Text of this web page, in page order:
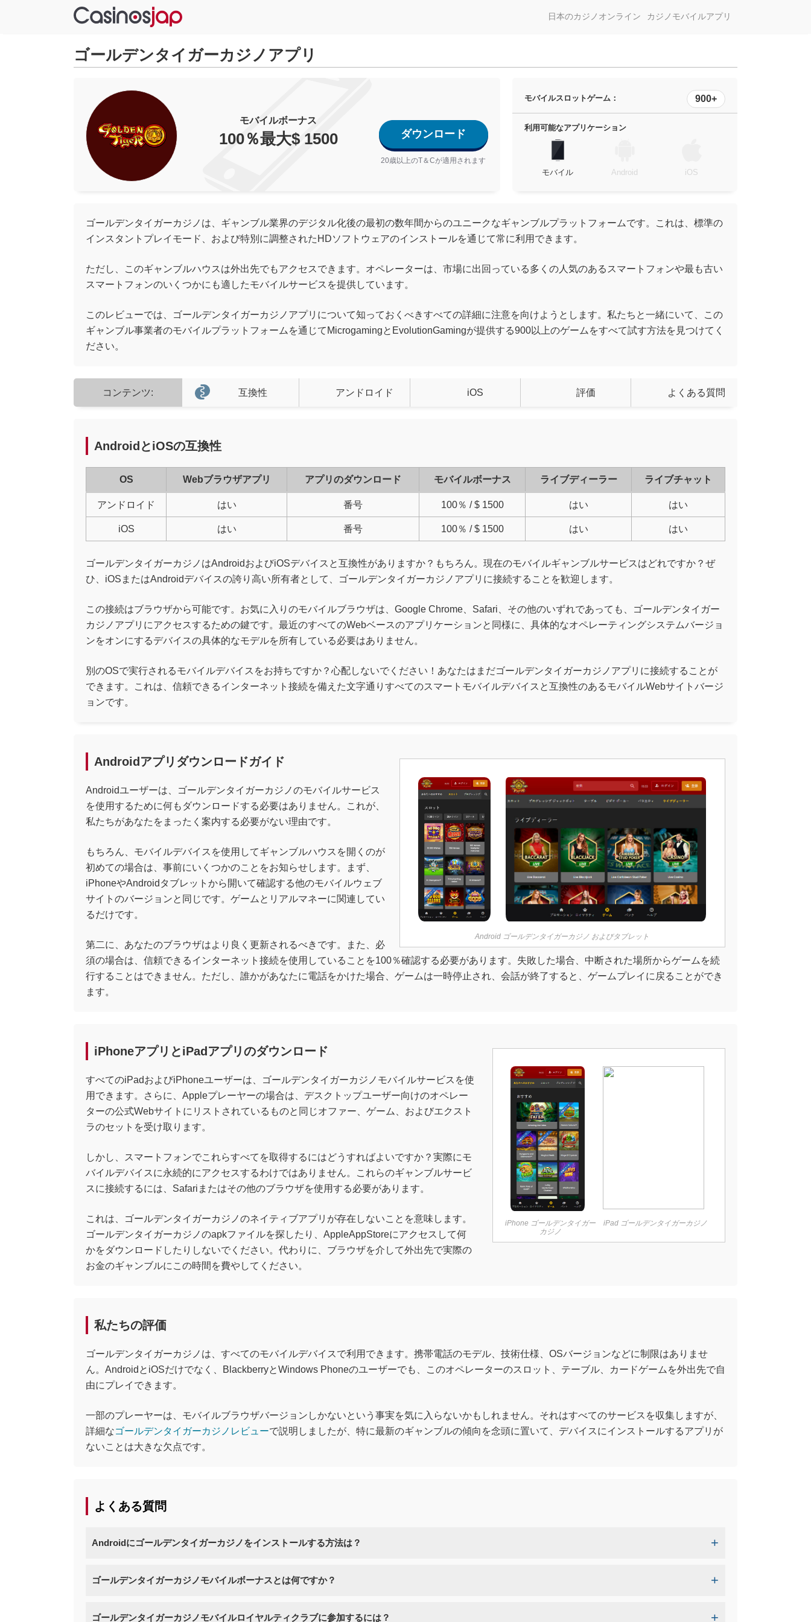
日本のカジノオンライン カジノモバイルアプリ
ゴールデンタイガーカジノアプリ
モバイルボーナス
100％最大$ 1500 ダウンロード
20歳以上のT＆Cが適用されます
モバイルスロットゲーム： 900+
利用可能なアプリケーション
モバイル Android iOS
ゴールデンタイガーカジノは、ギャンブル業界のデジタル化後の最初の数年間からのユニークなギャンブルプラットフォームです。これは、標準の
インスタントプレイモード、および特別に調整されたHDソフトウェアのインストールを通じて常に利用できます。
ただし、このギャンブルハウスは外出先でもアクセスできます。オペレーターは、市場に出回っている多くの人気のあるスマートフォンや最も古い
スマートフォンのいくつかにも適したモバイルサービスを提供しています。
このレビューでは、ゴールデンタイガーカジノアプリについて知っておくべきすべての詳細に注意を向けようとします。私たちと一緒にいて、この
ギャンブル事業者のモバイルプラットフォームを通じてMicrogamingとEvolutionGamingが提供する900以上のゲームをすべて試す方法を見つけてく
ださい。
コンテンツ: 互換性 アンドロイド iOS 評価 よくある質問
AndroidとiOSの互換性
OS Webブラウザアプリ アプリのダウンロード モバイルボーナス ライブディーラー ライブチャット
アンドロイド はい 番号 100％ / $ 1500 はい はい
iOS はい 番号 100％ / $ 1500 はい はい
ゴールデンタイガーカジノはAndroidおよびiOSデバイスと互換性がありますか？もちろん。現在のモバイルギャンブルサービスはどれですか？ぜ
ひ、iOSまたはAndroidデバイスの誇り高い所有者として、ゴールデンタイガーカジノアプリに接続することを歓迎します。
この接続はブラウザから可能です。お気に入りのモバイルブラウザは、Google Chrome、Safari、その他のいずれであっても、ゴールデンタイガー
カジノアプリにアクセスするための鍵です。最近のすべてのWebベースのアプリケーションと同様に、具体的なオペレーティングシステムバージョ
ンをオンにするデバイスの具体的なモデルを所有している必要はありません。
別のOSで実行されるモバイルデバイスをお持ちですか？心配しないでください！あなたはまだゴールデンタイガーカジノアプリに接続することが
できます。これは、信頼できるインターネット接続を備えた文字通りすべてのスマートモバイルデバイスと互換性のあるモバイルWebサイトバージ
ョンです。
Androidアプリダウンロードガイド
Android ゴールデンタイガーカジノ およびタブレット
Androidユーザーは、ゴールデンタイガーカジノのモバイルサービス
を使用するために何もダウンロードする必要はありません。これが、
私たちがあなたをまったく案内する必要がない理由です。
もちろん、モバイルデバイスを使用してギャンブルハウスを開くのが
初めての場合は、事前にいくつかのことをお知らせします。まず、
iPhoneやAndroidタブレットから開いて確認する他のモバイルウェブ
サイトのバージョンと同じです。ゲームとリアルマネーに関連してい
るだけです。
第二に、あなたのブラウザはより良く更新されるべきです。また、必
須の場合は、信頼できるインターネット接続を使用していることを100％確認する必要があります。失敗した場合、中断された場所からゲームを続
行することはできません。ただし、誰かがあなたに電話をかけた場合、ゲームは一時停止され、会話が終了すると、ゲームプレイに戻ることができ
ます。
iPhoneアプリとiPadアプリのダウンロード
すべてのiPadおよびiPhoneユーザーは、ゴールデンタイガーカジノモバイルサービスを使
用できます。さらに、Appleプレーヤーの場合は、デスクトップユーザー向けのオペレー
ターの公式Webサイトにリストされているものと同じオファー、ゲーム、およびエクスト
ラのセットを受け取ります。
しかし、スマートフォンでこれらすべてを取得するにはどうすればよいですか？実際にモ
バイルデバイスに永続的にアクセスするわけではありません。これらのギャンブルサービ
スに接続するには、Safariまたはその他のブラウザを使用する必要があります。
これは、ゴールデンタイガーカジノのネイティブアプリが存在しないことを意味します。
ゴールデンタイガーカジノのapkファイルを探したり、AppleAppStoreにアクセスして何
かをダウンロードしたりしないでください。代わりに、ブラウザを介して外出先で実際の
お金のギャンブルにこの時間を費やしてください。
iPhone ゴールデンタイガー
カジノ
iPad ゴールデンタイガーカジノ
私たちの評価
ゴールデンタイガーカジノは、すべてのモバイルデバイスで利用できます。携帯電話のモデル、技術仕様、OSバージョンなどに制限はありませ
ん。AndroidとiOSだけでなく、BlackberryとWindows Phoneのユーザーでも、このオペレーターのスロット、テーブル、カードゲームを外出先で自
由にプレイできます。
一部のプレーヤーは、モバイルブラウザバージョンしかないという事実を気に入らないかもしれません。それはすべてのサービスを収集しますが、
詳細なゴールデンタイガーカジノレビューで説明しましたが、特に最新のギャンブルの傾向を念頭に置いて、デバイスにインストールするアプリが
ないことは大きな欠点です。
よくある質問
Androidにゴールデンタイガーカジノをインストールする方法は？
ゴールデンタイガーカジノモバイルボーナスとは何ですか？
ゴールデンタイガーカジノモバイルロイヤルティクラブに参加するには？